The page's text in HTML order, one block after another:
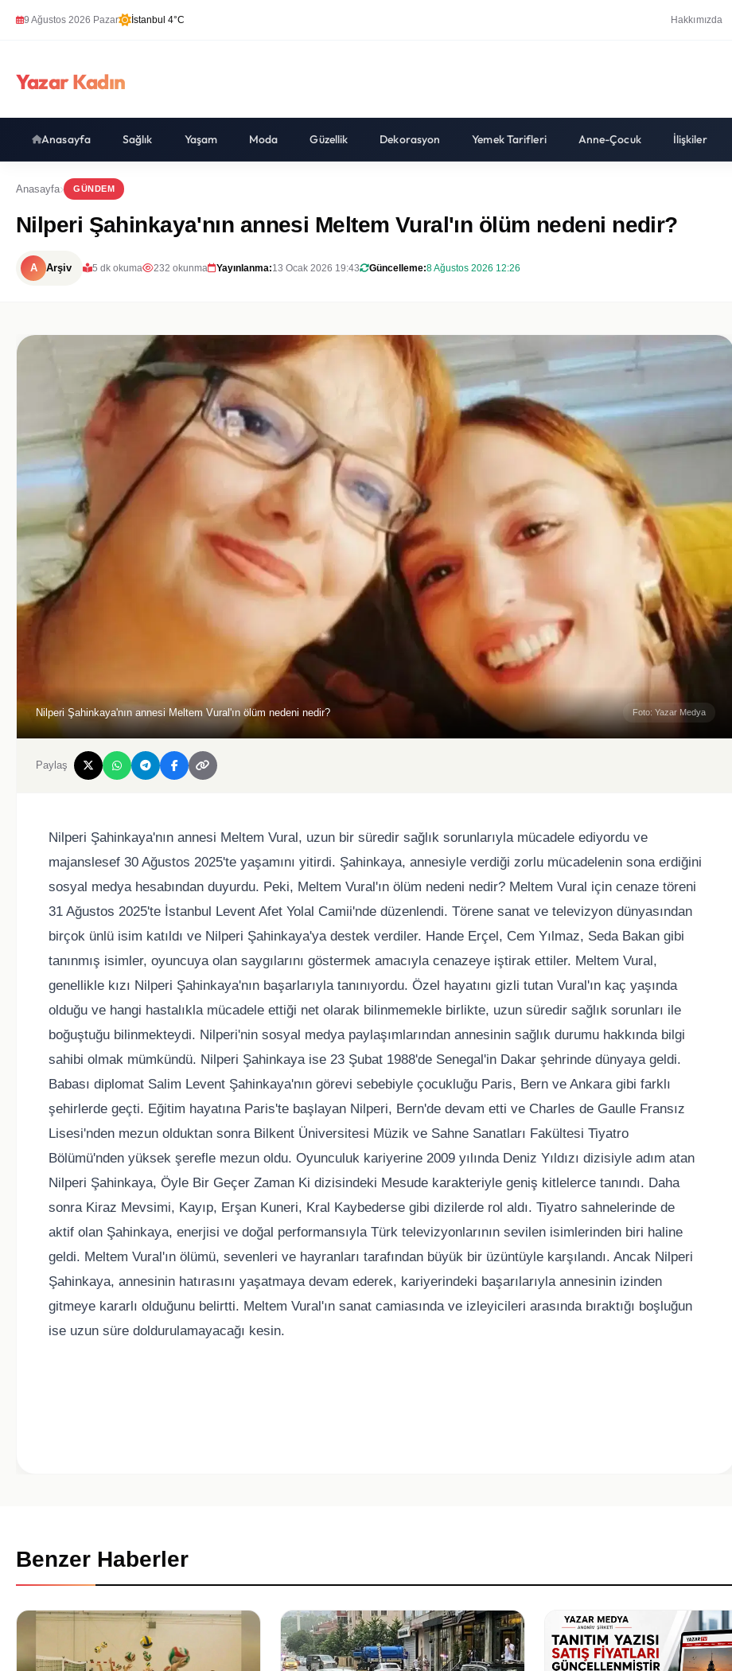
9 Ağustos 2026 Pazar İstanbul 4°C Hakkımızda
Yazar Kadın
Anasayfa Sağlık Yaşam Moda Güzellik Dekorasyon Yemek Tarifleri Anne-Çocuk İlişkiler
Anasayfa GÜNDEM
Nilperi Şahinkaya'nın annesi Meltem Vural'ın ölüm nedeni nedir?
A Arşiv 5 dk okuma 232 okunma Yayınlanma:13 Ocak 2026 19:43 Güncelleme:8 Ağustos 2026 12:26
Nilperi Şahinkaya'nın annesi Meltem Vural'ın ölüm nedeni nedir? Foto: Yazar Medya
Paylaş
Nilperi Şahinkaya'nın annesi Meltem Vural, uzun bir süredir sağlık sorunlarıyla mücadele ediyordu ve
majanslesef 30 Ağustos 2025'te yaşamını yitirdi. Şahinkaya, annesiyle verdiği zorlu mücadelenin sona erdiğini
sosyal medya hesabından duyurdu. Peki, Meltem Vural'ın ölüm nedeni nedir? Meltem Vural için cenaze töreni
31 Ağustos 2025'te İstanbul Levent Afet Yolal Camii'nde düzenlendi. Törene sanat ve televizyon dünyasından
birçok ünlü isim katıldı ve Nilperi Şahinkaya'ya destek verdiler. Hande Erçel, Cem Yılmaz, Seda Bakan gibi
tanınmış isimler, oyuncuya olan saygılarını göstermek amacıyla cenazeye iştirak ettiler. Meltem Vural,
genellikle kızı Nilperi Şahinkaya'nın başarlarıyla tanınıyordu. Özel hayatını gizli tutan Vural'ın kaç yaşında
olduğu ve hangi hastalıkla mücadele ettiği net olarak bilinmemekle birlikte, uzun süredir sağlık sorunları ile
boğuştuğu bilinmekteydi. Nilperi'nin sosyal medya paylaşımlarından annesinin sağlık durumu hakkında bilgi
sahibi olmak mümkündü. Nilperi Şahinkaya ise 23 Şubat 1988'de Senegal'in Dakar şehrinde dünyaya geldi.
Babası diplomat Salim Levent Şahinkaya'nın görevi sebebiyle çocukluğu Paris, Bern ve Ankara gibi farklı
şehirlerde geçti. Eğitim hayatına Paris'te başlayan Nilperi, Bern'de devam etti ve Charles de Gaulle Fransız
Lisesi'nden mezun olduktan sonra Bilkent Üniversitesi Müzik ve Sahne Sanatları Fakültesi Tiyatro
Bölümü'nden yüksek şerefle mezun oldu. Oyunculuk kariyerine 2009 yılında Deniz Yıldızı dizisiyle adım atan
Nilperi Şahinkaya, Öyle Bir Geçer Zaman Ki dizisindeki Mesude karakteriyle geniş kitlelerce tanındı. Daha
sonra Kiraz Mevsimi, Kayıp, Erşan Kuneri, Kral Kaybederse gibi dizilerde rol aldı. Tiyatro sahnelerinde de
aktif olan Şahinkaya, enerjisi ve doğal performansıyla Türk televizyonlarının sevilen isimlerinden biri haline
geldi. Meltem Vural'ın ölümü, sevenleri ve hayranları tarafından büyük bir üzüntüyle karşılandı. Ancak Nilperi
Şahinkaya, annesinin hatırasını yaşatmaya devam ederek, kariyerindeki başarılarıyla annesinin izinden
gitmeye kararlı olduğunu belirtti. Meltem Vural'ın sanat camiasında ve izleyicileri arasında bıraktığı boşluğun
ise uzun süre doldurulamayacağı kesin.
Benzer Haberler